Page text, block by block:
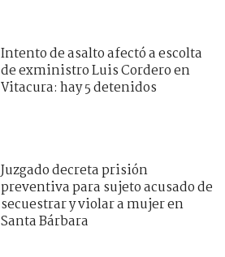
Intento de asalto afectó a escolta
de exministro Luis Cordero en
Vitacura: hay 5 detenidos
Juzgado decreta prisión
preventiva para sujeto acusado de
secuestrar y violar a mujer en
Santa Bárbara